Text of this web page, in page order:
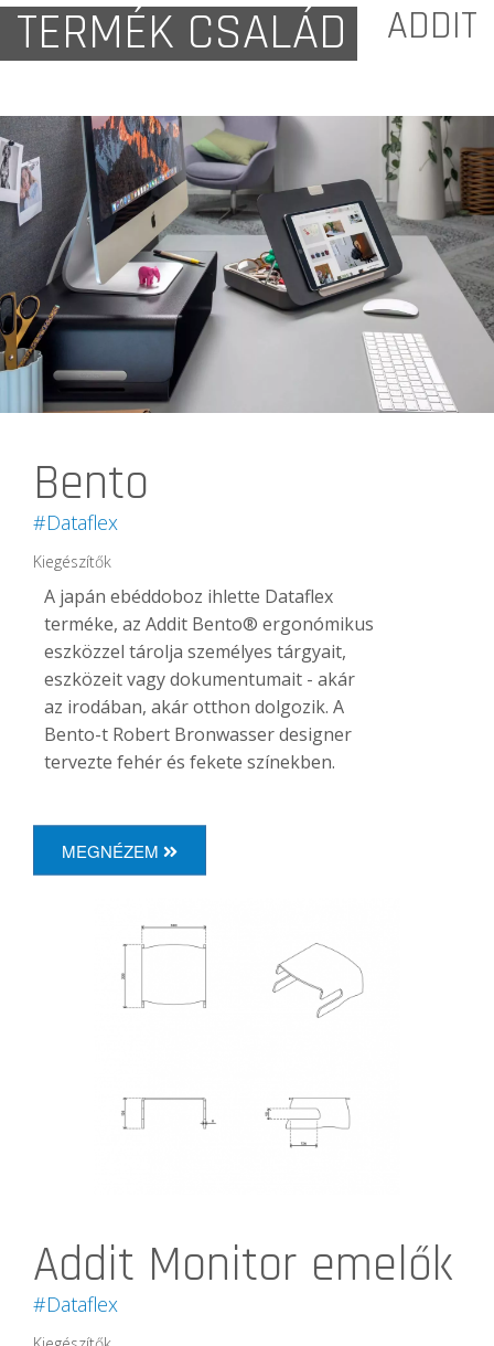
TERMÉK CSALÁD ADDIT
Bento
#Dataflex
Kiegészítők
A japán ebéddoboz ihlette Dataflex
terméke, az Addit Bento® ergonómikus
eszközzel tárolja személyes tárgyait,
eszközeit vagy dokumentumait - akár
az irodában, akár otthon dolgozik. A
Bento-t Robert Bronwasser designer
tervezte fehér és fekete színekben.
MEGNÉZEM
Addit Monitor emelők
#Dataflex